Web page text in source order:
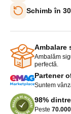
Schimb în
Ambalare
Ambalăm
perfectă.
Partener
Suntem
98%
Peste